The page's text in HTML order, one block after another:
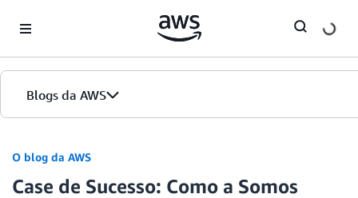
Blogs da AWS
Página inicial
Edições
O blog da AWS
Case de Sucesso: Como a Somos